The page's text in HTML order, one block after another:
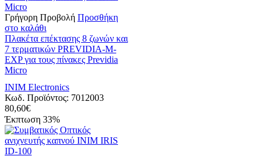
Γρήγορη Προβολή Προσθήκη
στο καλάθι
Πλακέτα επέκτασης 8 ζωνών και
7 τερματικών PREVIDIA-M-
EXP για τους πίνακες Previdia
Micro
INIM Electronics
Κωδ. Προϊόντος: 7012003
80,60€
Έκπτωση 33%